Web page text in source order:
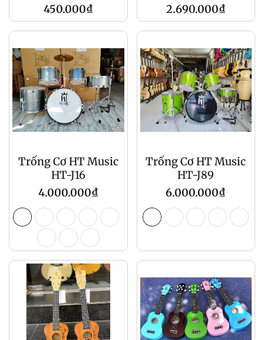
Regular
450.000₫
Regular
2.690.000₫
Trống Cơ HT Music
HT-J16
Regular
price
4.000.000₫
Trống Cơ HT Music
HT-J89
Regular
price
6.000.000₫